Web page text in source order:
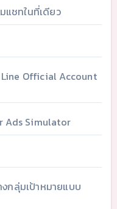
แชทในที่เดียว
Official Account
Ads Simulator
กลุ่มเป้าหมายแบบ